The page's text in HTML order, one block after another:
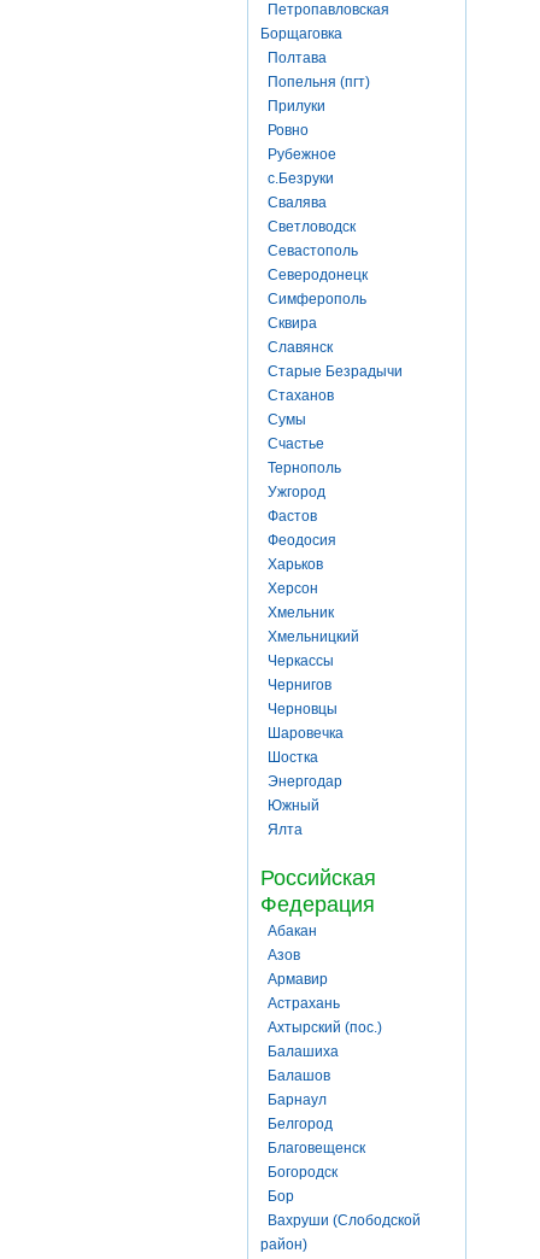
Петропавловская
Борщаговка
Полтава
Попельня (пгт)
Прилуки
Ровно
Рубежное
с.Безруки
Свалява
Светловодск
Севастополь
Северодонецк
Симферополь
Сквира
Славянск
Старые Безрадычи
Стаханов
Сумы
Счастье
Тернополь
Ужгород
Фастов
Феодосия
Харьков
Херсон
Хмельник
Хмельницкий
Черкассы
Чернигов
Черновцы
Шаровечка
Шостка
Энергодар
Южный
Ялта
Российская
Федерация
Абакан
Азов
Армавир
Астрахань
Ахтырский (пос.)
Балашиха
Балашов
Барнаул
Белгород
Благовещенск
Богородск
Бор
Вахруши (Слободской
район)